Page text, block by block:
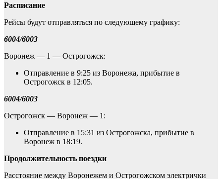
Расписание
Рейсы будут отправляться по следующему графику:
6004/6003
Воронеж — 1 — Острогожск:
Отправление в 9:25 из Воронежа, прибытие в
Острогожск в 12:05.
6004/6003
Острогожск — Воронеж — 1:
Отправление в 15:31 из Острогожска, прибытие в
Воронеж в 18:19.
Продолжительность поездки
Расстояние между Воронежем и Острогожском электрички